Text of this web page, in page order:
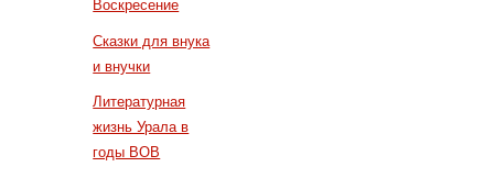
Воскресение
Сказки для внука
и внучки
Литературная
жизнь Урала в
годы ВОВ